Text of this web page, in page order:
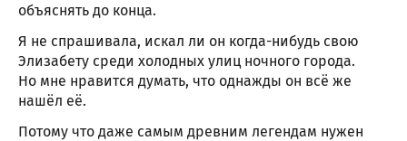
объяснять до конца.
Я не спрашивала, искал ли он когда-нибудь свою
Элизабету среди холодных улиц ночного города.
Но мне нравится думать, что однажды он всё же
нашёл её.
Потому что даже самым древним легендам нужен